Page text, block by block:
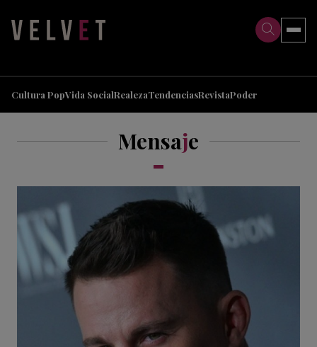
Cultura PopVida SocialRealezaTendenciasRevistaPoder
Mensaje